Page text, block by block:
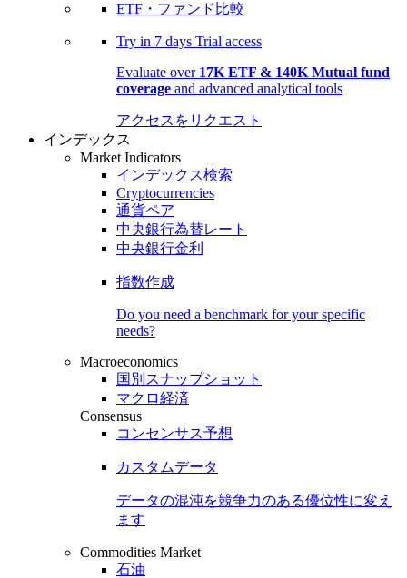
ETF・ファンド比較
Try in 7 days Trial access
Evaluate over 17K ETF & 140K Mutual fund
coverage and advanced analytical tools
アクセスをリクエスト
インデックス
Market Indicators
インデックス検索
Cryptocurrencies
通貨ペア
中央銀行為替レート
中央銀行金利
指数作成
Do you need a benchmark for your specific
needs?
Macroeconomics
国別スナップショット
マクロ経済
Consensus
コンセンサス予想
カスタムデータ
データの混沌を競争力のある優位性に変え
ます
Commodities Market
石油